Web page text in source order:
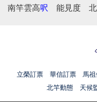
南竿雲高呎 能見度
立榮訂票 華信訂票 馬
北竿動態
天候